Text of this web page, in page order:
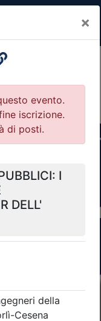
×
Ordini e
dei filtri ricerca